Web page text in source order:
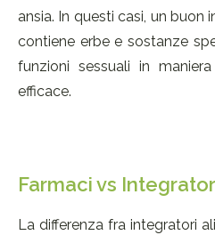
ansia. In questi casi, un buon
contiene erbe e sostanze
funzioni sessuali in
efficace.
Farmaci vs
La differenza fra integratori